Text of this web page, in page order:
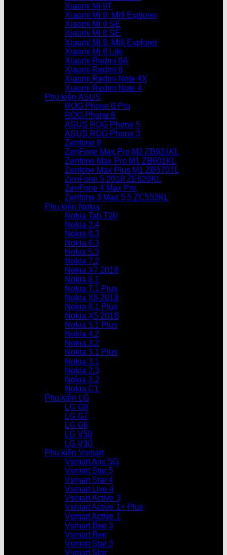
Xiaomi Mi 9T
Xiaomi Mi 9, Mi9 Explorer
Xiaomi Mi 9 SE
Xiaomi Mi 8 SE
Xiaomi Mi 8, Mi8 Explorer
Xiaomi Mi 8 Lite
Xiaomi Redmi 8A
Xiaomi Redmi 8
Xiaomi Redmi Note 4X
Xiaomi Redmi Note 4
Phụ kiện ASUS
ROG Phone 6 Pro
ROG Phone 6
ASUS ROG Phone 5
ASUS ROG Phone 3
Zenfone 8
ZenFone Max Pro M2 ZB631KL
Zenfone Max Pro M1 ZB601KL
Zenfone Max Plus M1 ZB570TL
ZenFone 5 2018 ZE620KL
ZenFone 4 Max Pro
Zenfone 3 Max 5.5 ZC553KL
Phụ kiện Nokia
Nokia Tab T20
Nokia 2.4
Nokia 8.3
Nokia 6.3
Nokia 5.3
Nokia 7.2
Nokia X7 2018
Nokia 8.1
Nokia 7.1 Plus
Nokia X6 2018
Nokia 6.1 Plus
Nokia X5 2018
Nokia 5.1 Plus
Nokia 4.2
Nokia 3.2
Nokia 3.1 Plus
Nokia 3.1
Nokia 2.3
Nokia 2.2
Nokia C1
Phụ kiện LG
LG G8
LG G7
LG G6
LG V50
LG V30
Phụ kiện Vsmart
Vsmart Aris 5G
Vsmart Star 5
Vsmart Star 4
Vsmart Live 4
Vsmart Active 3
Vsmart Active 1+ Plus
Vsmart Active 1
Vsmart Bee 3
Vsmart Bee
Vsmart Star 3
Vsmart Star